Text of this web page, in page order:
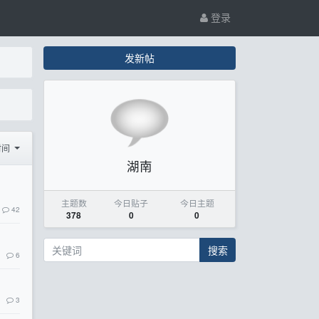
登录
42
6
3
发新帖
湖南
主题数
378
今日贴子
0
今日主题
0
搜索